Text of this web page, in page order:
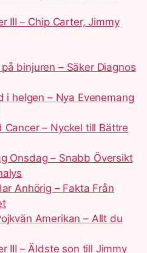
III – Chip Carter, Jimmy
binjuren – Säker Diagnos
i helgen – Nya Evenemang
Cancer – Nyckel till Bättre
Onsdag – Snabb Översikt
Anhörig – Fakta Från
Amerikan – Allt du
III – Äldste son till Jimmy